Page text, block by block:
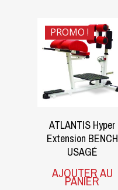
PROMO !
$780.00
$450.00
ATLANTIS Hyper
Extension BENCH
USAGÉ
AJOUTER AU
PANIER